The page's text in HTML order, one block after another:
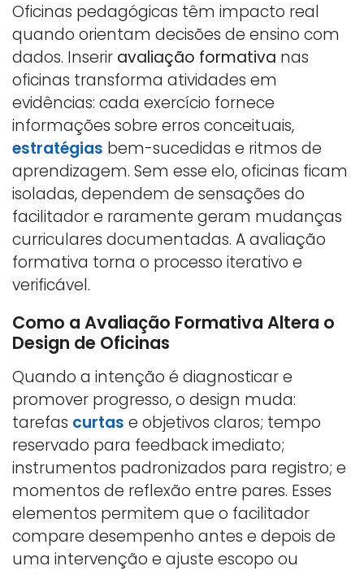
Oficinas pedagógicas têm impacto real
quando orientam decisões de ensino com
dados. Inserir avaliação formativa nas
oficinas transforma atividades em
evidências: cada exercício fornece
informações sobre erros conceituais,
estratégias bem-sucedidas e ritmos de
aprendizagem. Sem esse elo, oficinas ficam
isoladas, dependem de sensações do
facilitador e raramente geram mudanças
curriculares documentadas. A avaliação
formativa torna o processo iterativo e
verificável.
Como a Avaliação Formativa Altera o
Design de Oficinas
Quando a intenção é diagnosticar e
promover progresso, o design muda:
tarefas curtas e objetivos claros; tempo
reservado para feedback imediato;
instrumentos padronizados para registro; e
momentos de reflexão entre pares. Esses
elementos permitem que o facilitador
compare desempenho antes e depois de
uma intervenção e ajuste escopo ou